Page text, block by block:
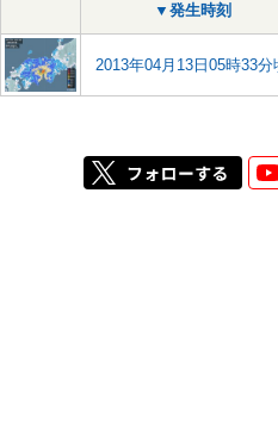
▼発生時刻
2013年04月13日05時33分